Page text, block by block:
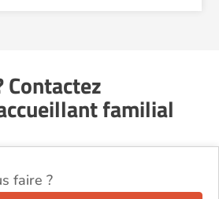
Contactez
familial
faire ?